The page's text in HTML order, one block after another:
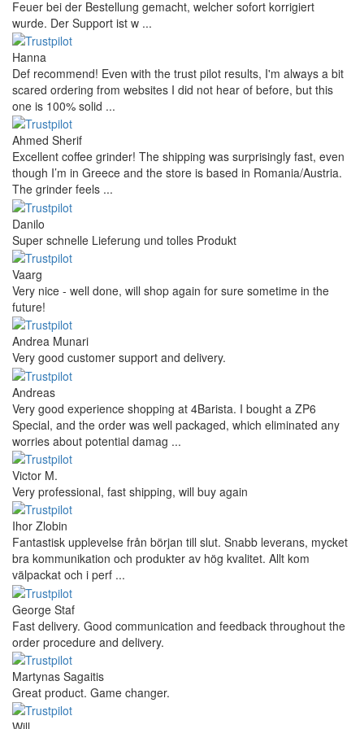
Feuer bei der Bestellung gemacht, welcher sofort korrigiert
wurde. Der Support ist w ...
Hanna
Def recommend! Even with the trust pilot results, I'm always a bit
scared ordering from websites I did not hear of before, but this
one is 100% solid ...
Ahmed Sherif
Excellent coffee grinder! The shipping was surprisingly fast, even
though I’m in Greece and the store is based in Romania/Austria.
The grinder feels ...
Danilo
Super schnelle Lieferung und tolles Produkt
Vaarg
Very nice - well done, will shop again for sure sometime in the
future!
Andrea Munari
Very good customer support and delivery.
Andreas
Very good experience shopping at 4Barista. I bought a ZP6
Special, and the order was well packaged, which eliminated any
worries about potential damag ...
Victor M.
Very professional, fast shipping, will buy again
Ihor Zlobin
Fantastisk upplevelse från början till slut. Snabb leverans, mycket
bra kommunikation och produkter av hög kvalitet. Allt kom
välpackat och i perf ...
George Staf
Fast delivery. Good communication and feedback throughout the
order procedure and delivery.
Martynas Sagaitis
Great product. Game changer.